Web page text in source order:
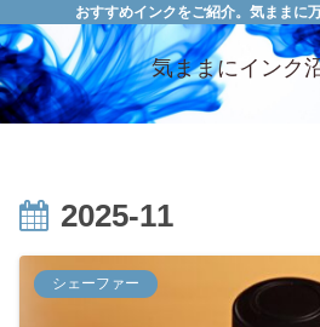
おすすめインクをご紹介。気ままに
気ままにインク
2025-11
シェーファー